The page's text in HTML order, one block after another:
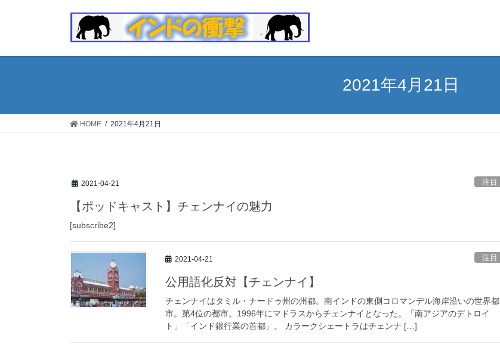
2021年4月21日
HOME 2021年4月21日
2021-04-21 注目
【ポッドキャスト】チェンナイの魅力
[subscribe2]
2021-04-21 注目
公用語化反対【チェンナイ】
チェンナイはタミル・ナードゥ州の州都。南インドの東側コロマンデル海岸沿いの世界都
市。第4位の都市。1996年にマドラスからチェンナイとなった。「南アジアのデトロイ
ト」「インド銀行業の首都」。 カラークシェートラはチェンナ […]